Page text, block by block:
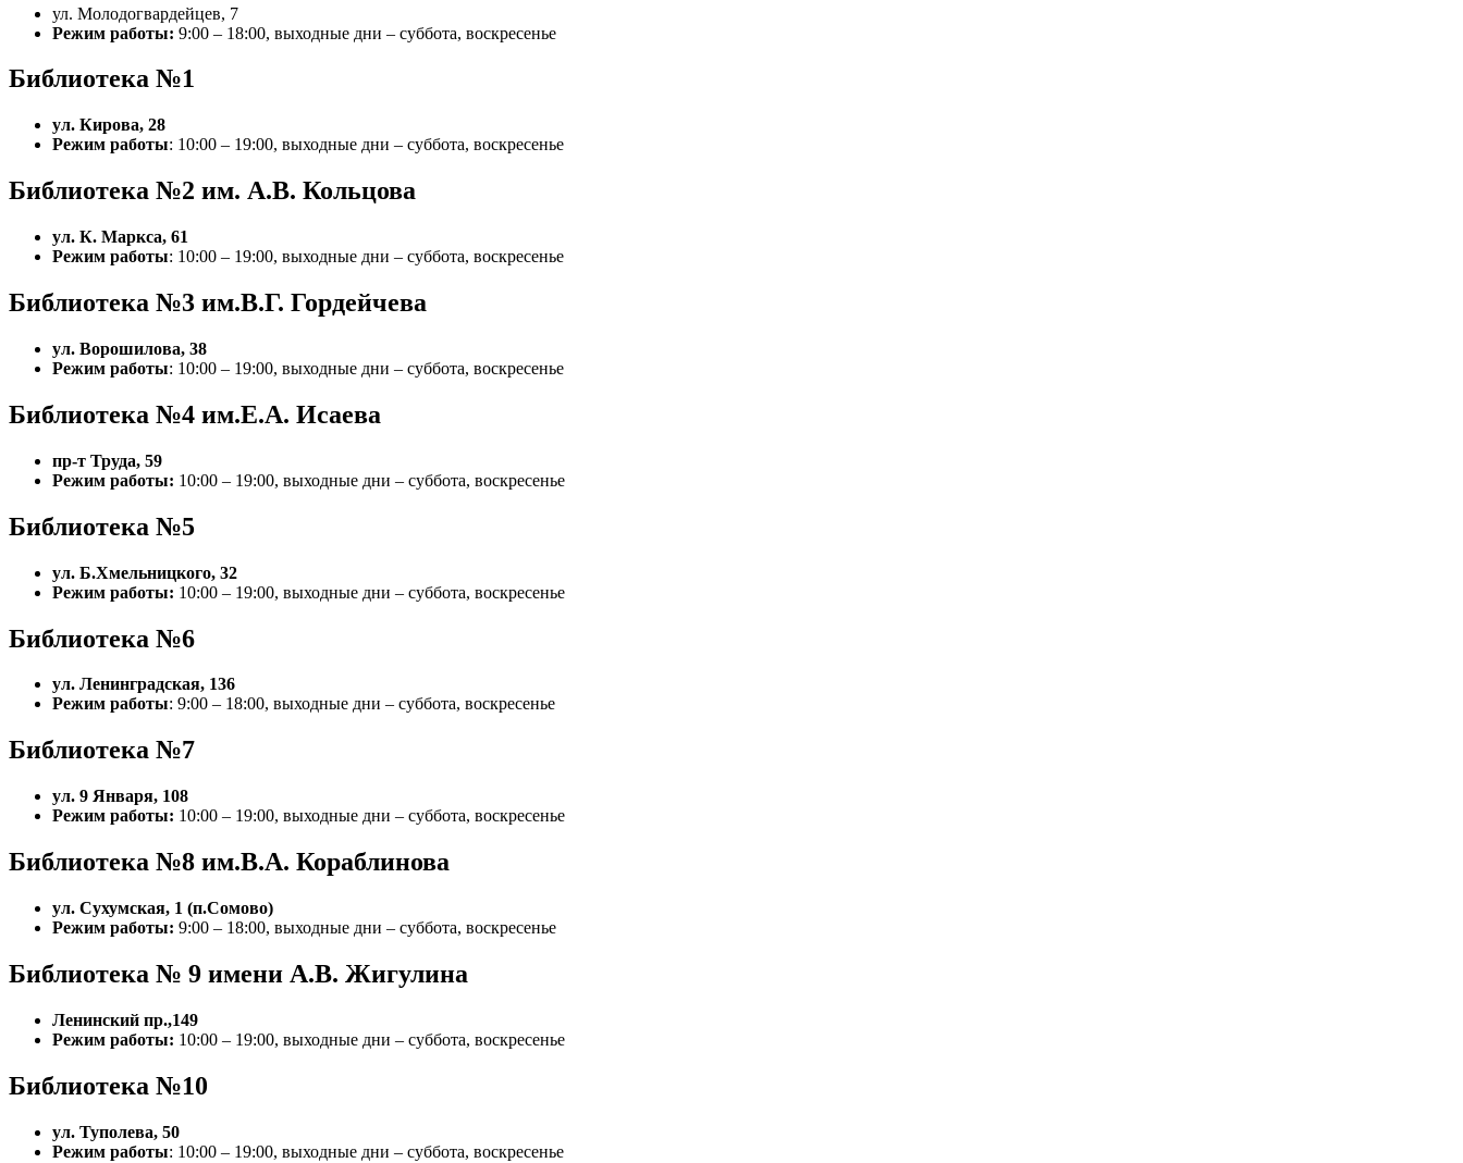
ул. Молодогвардейцев, 7
Режим работы: 9:00 – 18:00, выходные дни – суббота, воскресенье
Библиотека №1
ул. Кирова, 28
Режим работы: 10:00 – 19:00, выходные дни – суббота, воскресенье
Библиотека №2 им. А.В. Кольцова
ул. К. Маркса, 61
Режим работы: 10:00 – 19:00, выходные дни – суббота, воскресенье
Библиотека №3 им.В.Г. Гордейчева
ул. Ворошилова, 38
Режим работы: 10:00 – 19:00, выходные дни – суббота, воскресенье
Библиотека №4 им.Е.А. Исаева
пр-т Труда, 59
Режим работы: 10:00 – 19:00, выходные дни – суббота, воскресенье
Библиотека №5
ул. Б.Хмельницкого, 32
Режим работы: 10:00 – 19:00, выходные дни – суббота, воскресенье
Библиотека №6
ул. Ленинградская, 136
Режим работы: 9:00 – 18:00, выходные дни – суббота, воскресенье
Библиотека №7
ул. 9 Января, 108
Режим работы: 10:00 – 19:00, выходные дни – суббота, воскресенье
Библиотека №8 им.В.А. Кораблинова
ул. Сухумская, 1 (п.Сомово)
Режим работы: 9:00 – 18:00, выходные дни – суббота, воскресенье
Библиотека № 9 имени А.В. Жигулина
Ленинский пр.,149
Режим работы: 10:00 – 19:00, выходные дни – суббота, воскресенье
Библиотека №10
ул. Туполева, 50
Режим работы: 10:00 – 19:00, выходные дни – суббота, воскресенье